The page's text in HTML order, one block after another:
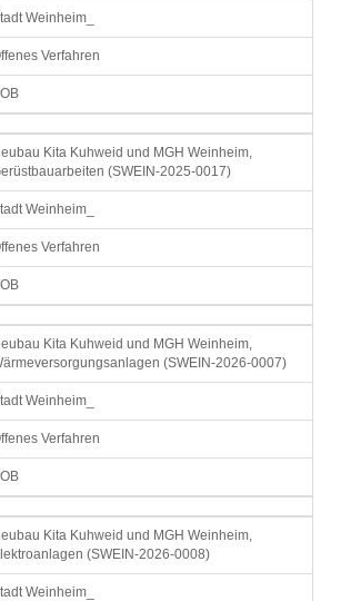
Weinheim_
Verfahren
Kita Kuhweid und MGH Weinheim,
(SWEIN-2025-0017)
Weinheim_
Verfahren
Kita Kuhweid und MGH Weinheim,
(SWEIN-2026-0007)
Weinheim_
Verfahren
Kita Kuhweid und MGH Weinheim,
(SWEIN-2026-0008)
Weinheim_